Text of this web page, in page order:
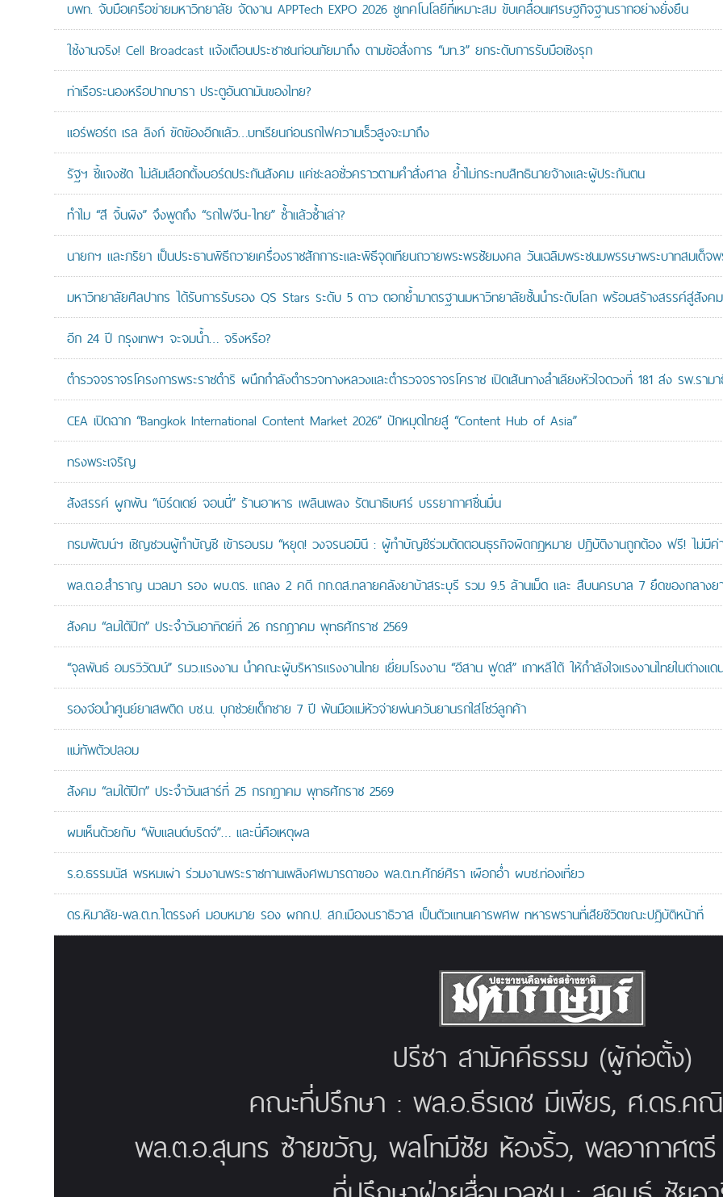
บพท. จับมือเครือข่ายมหาวิทยาลัย จัดงาน APPTech EXPO 2026 ชูเทคโนโลยีที่เหมาะสม ขับเคลื่อนเศรษฐกิจฐานรากอย่างยั่งยืน
ใช้งานจริง! Cell Broadcast แจ้งเตือนประชาชนก่อนภัยมาถึง ตามข้อสั่งการ “มท.3” ยกระดับการรับมือเชิงรุก
ท่าเรือระนองหรือปากบารา ประตูอันดามันของไทย?
แอร์พอร์ต เรล ลิงก์ ขัดข้องอีกแล้ว…บทเรียนก่อนรถไฟความเร็วสูงจะมาถึง
รัฐฯ ชี้แจงชัด ไม่ล้มเลือกตั้งบอร์ดประกันสังคม แค่ชะลอชั่วคราวตามคำสั่งศาล ย้ำไม่กระทบสิทธินายจ้างและผู้ประกันตน
ทำไม “สี จิ้นผิง” จึงพูดถึง “รถไฟจีน-ไทย” ซ้ำแล้วซ้ำเล่า?
นายกฯ และภริยา เป็นประธานพิธีถวายเครื่องราชสักการะและพิธีจุดเทียนถวายพระพรชัยมงคล วันเฉลิมพระชนมพรรษาพระบาทสมเด็จพ
มหาวิทยาลัยศิลปากร ได้รับการรับรอง QS Stars ระดับ 5 ดาว ตอกย้ำมาตรฐานมหาวิทยาลัยชั้นนำระดับโลก พร้อมสร้างสรรค์สู่สังค
อีก 24 ปี กรุงเทพฯ จะจมน้ำ… จริงหรือ?
ตำรวจจราจรโครงการพระราชดำริ ผนึกกำลังตำรวจทางหลวงและตำรวจจราจรโคราช เปิดเส้นทางลำเลียงหัวใจดวงที่ 181 ส่ง รพ.ราม
CEA เปิดฉาก “Bangkok International Content Market 2026” ปักหมุดไทยสู่ “Content Hub of Asia”
ทรงพระเจริญ
สังสรรค์ ผูกพัน “เบิร์ดเดย์ จอนนี่” ร้านอาหาร เพลินเพลง รัตนาธิเบศร์ บรรยากาศชื่นมื่น
กรมพัฒน์ฯ เชิญชวนผู้ทำบัญชี เข้ารอบรม “หยุด! วงจรนอมินี : ผู้ทำบัญชีร่วมตัดตอนธุรกิจผิดกฎหมาย ปฏิบัติงานถูกต้อง ฟรี! ไม่มีค่า
พล.ต.อ.สำราญ นวลมา รอง ผบ.ตร. แถลง 2 คดี กก.ดส.ทลายคลังยาบ้าสระบุรี รวม 9.5 ล้านเม็ด และ สืบนครบาล 7 ยึดของกลางย
สังคม “ลมใต้ปีก” ประจำวันอาทิตย์ที่ 26 กรกฎาคม พุทธศักราช 2569
“จุลพันธ์ อมรวิวัฒน์” รมว.แรงงาน นำคณะผู้บริหารแรงงานไทย เยี่ยมโรงงาน “อีสาน ฟูดส์” เกาหลีใต้ ให้กำลังใจแรงงานไทยในต่างแด
รองจ๋อนำศูนย์ยาเสพติด บช.น. บุกช่วยเด็กชาย 7 ปี พ้นมือแม่หัวจ่ายพ่นควันยานรกใส่โชว์ลูกค้า
แม่ทัพตัวปลอม
สังคม “ลมใต้ปีก” ประจำวันเสาร์ที่ 25 กรกฎาคม พุทธศักราช 2569
ผมเห็นด้วยกับ “พับแลนด์บริดจ์”… และนี่คือเหตุผล
ร.อ.ธรรมนัส พรหมเผ่า ร่วมงานพระราชทานเพลิงศพมารดาของ พล.ต.ท.ศักย์ศิรา เผือกอ่ำ ผบช.ท่องเที่ยว
ดร.หิมาลัย-พล.ต.ท.ไตรรงค์ มอบหมาย รอง ผกก.ป. สภ.เมืองนราธิวาส เป็นตัวแทนเคารพศพ ทหารพรานที่เสียชีวิตขณะปฏิบัติหน้าที่
ปรีชา สามัคคีธรรม (ผู้ก่อตั้ง)
คณะที่ปรึกษา : พล.อ.ธีรเดช มีเพียร, ศ.ดร.
พล.ต.อ.สุนทร ซ้ายขวัญ, พลโทมีชัย ห้องริ้ว, พลอากาศ